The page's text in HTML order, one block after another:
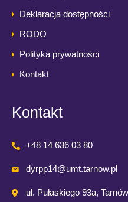
Deklaracja dostępności
RODO
Polityka prywatności
Kontakt
Kontakt
+48 14 636 03 80
dyrpp14@umt.tarnow.pl
ul. Pułaskiego 93a, Tarnów